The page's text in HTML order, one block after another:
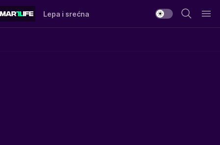
Lepa i srećna